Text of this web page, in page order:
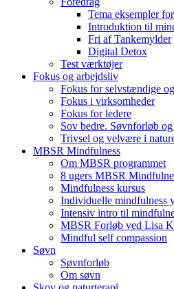
Tema eksempler
Introduktion til
Fri af Tankemylder
Digital Detox
Test værktøjer
Fokus og arbejdsliv
Fokus for selvstændige
Fokus i virksomheder
Fokus for ledere
Sov bedre. Søvnforløb
Trivsel og velvære i
MBSR Mindfulness
Om MBSR programmet
8 ugers MBSR
Mindfulness kursus
Individuelle mindfulness
Intensiv intro til
MBSR Forløb ved Lisa
Mindful self compassion
Søvn
Søvnforløb
Om søvn